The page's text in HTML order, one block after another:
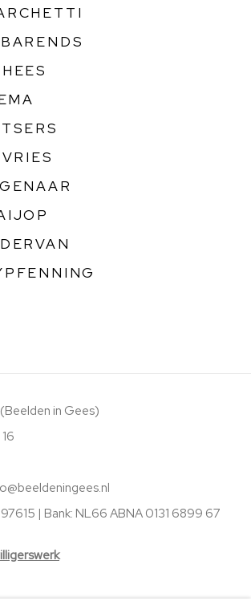
in Gees)
| Bank: NL66 ABNA 0131 6899 67